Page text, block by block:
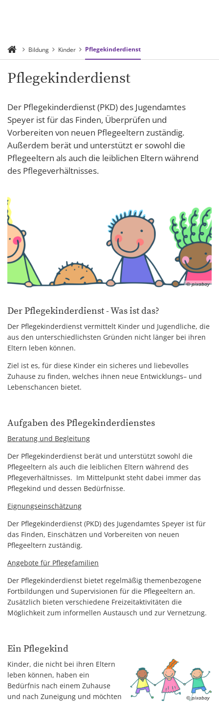
Bildung Kinder Pflegekinderdienst
Pflegekinderdienst
Der Pflegekinderdienst (PKD) des Jugendamtes
Speyer ist für das Finden, Überprüfen und
Vorbereiten von neuen Pflegeeltern zuständig.
Außerdem berät und unterstützt er sowohl die
Pflegeeltern als auch die leiblichen Eltern während
des Pflegeverhältnisses.
© pixabay
Der Pflegekinderdienst - Was ist das?
Der Pflegekinderdienst vermittelt Kinder und Jugendliche, die
aus den unterschiedlichsten Gründen nicht länger bei ihren
Eltern leben können.
Ziel ist es, für diese Kinder ein sicheres und liebevolles
Zuhause zu finden, welches ihnen neue Entwicklungs– und
Lebenschancen bietet.
Aufgaben des Pflegekinderdienstes
Beratung und Begleitung
Der Pflegekinderdienst berät und unterstützt sowohl die
Pflegeeltern als auch die leiblichen Eltern während des
Pflegeverhältnisses. Im Mittelpunkt steht dabei immer das
Pflegekind und dessen Bedürfnisse.
Eignungseinschätzung
Der Pflegekinderdienst (PKD) des Jugendamtes Speyer ist für
das Finden, Einschätzen und Vorbereiten von neuen
Pflegeeltern zuständig.
Angebote für Pflegefamilien
Der Pflegekinderdienst bietet regelmäßig themenbezogene
Fortbildungen und Supervisionen für die Pflegeeltern an.
Zusätzlich bieten verschiedene Freizeitaktivitäten die
Möglichkeit zum informellen Austausch und zur Vernetzung.
Ein Pflegekind
© pixabay
Kinder, die nicht bei ihren Eltern
leben können, haben ein
Bedürfnis nach einem Zuhause
und nach Zuneigung und möchten